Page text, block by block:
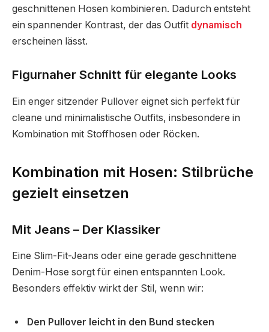
geschnittenen Hosen kombinieren. Dadurch entsteht
ein spannender Kontrast, der das Outfit dynamisch
erscheinen lässt.
Figurnaher Schnitt für elegante Looks
Ein enger sitzender Pullover eignet sich perfekt für
cleane und minimalistische Outfits, insbesondere in
Kombination mit Stoffhosen oder Röcken.
Kombination mit Hosen: Stilbrüche
gezielt einsetzen
Mit Jeans – Der Klassiker
Eine Slim-Fit-Jeans oder eine gerade geschnittene
Denim-Hose sorgt für einen entspannten Look.
Besonders effektiv wirkt der Stil, wenn wir:
Den Pullover leicht in den Bund stecken